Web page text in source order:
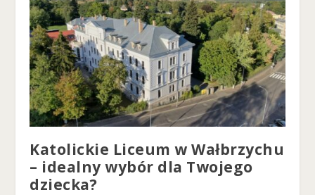
Katolickie Liceum w Wałbrzychu
– idealny wybór dla Twojego
dziecka?